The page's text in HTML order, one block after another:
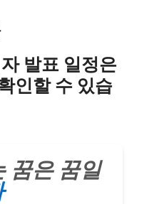
발표 일정은
인할 수 있습
꿈은 꿈일